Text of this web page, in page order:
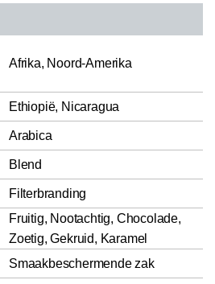
Afrika, Noord-Amerika
Ethiopië, Nicaragua
Arabica
Blend
Filterbranding
Fruitig, Nootachtig, Chocolade,
Zoetig, Gekruid, Karamel
Smaakbeschermende zak